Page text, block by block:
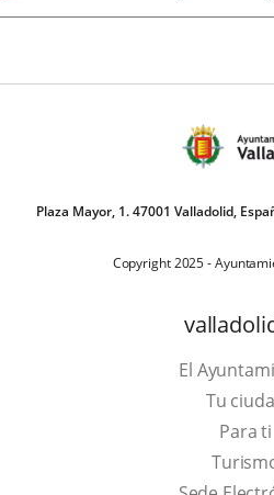
Plaza Mayor, 1. 47001 Valladolid,
Copyright 2025 -
El
Tu
Para ti